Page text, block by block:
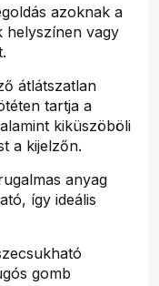
azoknak a
helyszínen vagy
átlátszatlan
tartja a
kiküszöböli
a kijelzőn.
anyag
így ideális
gomb